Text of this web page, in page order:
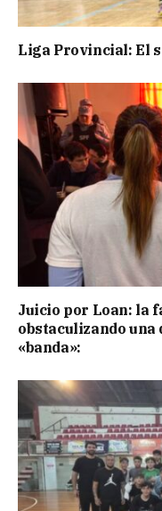
Liga Provincial: El
Juicio por Loan: la
obstaculizando
«banda»: